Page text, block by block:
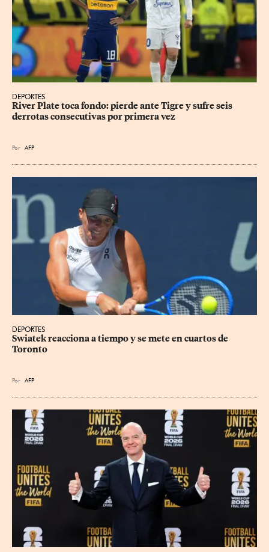
DEPORTES
River Plate toca fondo: pierde ante Tigre y sufre seis
derrotas consecutivas por primera vez
Por AFP
DEPORTES
Swiatek reacciona a tiempo y se mete en cuartos de
Toronto
Por AFP